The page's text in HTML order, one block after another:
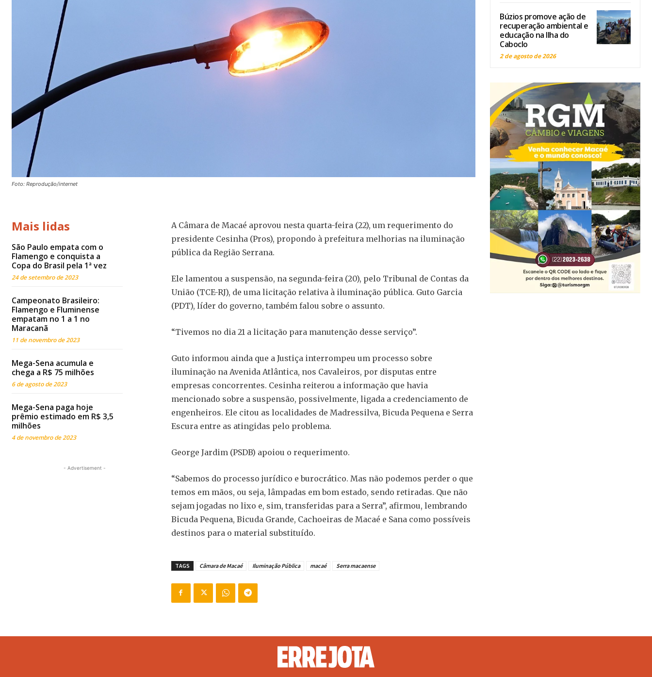
Foto: Reprodução/internet
Mais lidas
São Paulo empata com o
Flamengo e conquista a
Copa do Brasil pela 1ª vez
24 de setembro de 2023
Campeonato Brasileiro:
Flamengo e Fluminense
empatam no 1 a 1 no
Maracanã
11 de novembro de 2023
Mega-Sena acumula e
chega a R$ 75 milhões
6 de agosto de 2023
Mega-Sena paga hoje
prêmio estimado em R$ 3,5
milhões
4 de novembro de 2023
- Advertisement -
A Câmara de Macaé aprovou nesta quarta-feira (22), um requerimento do
presidente Cesinha (Pros), propondo à prefeitura melhorias na iluminação
pública da Região Serrana.
Ele lamentou a suspensão, na segunda-feira (20), pelo Tribunal de Contas da
União (TCE-RJ), de uma licitação relativa à iluminação pública. Guto Garcia
(PDT), líder do governo, também falou sobre o assunto.
“Tivemos no dia 21 a licitação para manutenção desse serviço”.
Guto informou ainda que a Justiça interrompeu um processo sobre
iluminação na Avenida Atlântica, nos Cavaleiros, por disputas entre
empresas concorrentes. Cesinha reiterou a informação que havia
mencionado sobre a suspensão, possivelmente, ligada a credenciamento de
engenheiros. Ele citou as localidades de Madressilva, Bicuda Pequena e Serra
Escura entre as atingidas pelo problema.
George Jardim (PSDB) apoiou o requerimento.
“Sabemos do processo jurídico e burocrático. Mas não podemos perder o que
temos em mãos, ou seja, lâmpadas em bom estado, sendo retiradas. Que não
sejam jogadas no lixo e, sim, transferidas para a Serra”, afirmou, lembrando
Bicuda Pequena, Bicuda Grande, Cachoeiras de Macaé e Sana como possíveis
destinos para o material substituído.
TAGS Câmara de Macaé Iluminação Pública macaé Serra macaense
Búzios promove ação de
recuperação ambiental e
educação na Ilha do
Caboclo
2 de agosto de 2026